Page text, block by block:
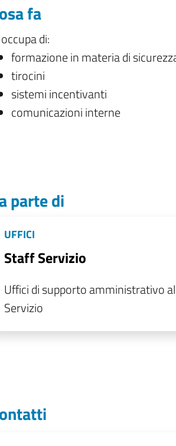
fa
di:
formazione in materia di
tirocini
sistemi incentivanti
comunicazioni interne
parte di
UFFICI
Staff Servizio
Uffici di supporto amministrativo al
Servizio